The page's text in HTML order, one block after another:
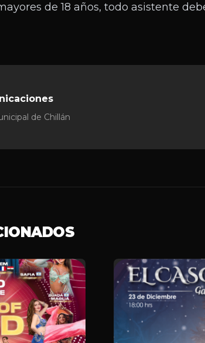
de 18 años, todo asistente
de Chillán